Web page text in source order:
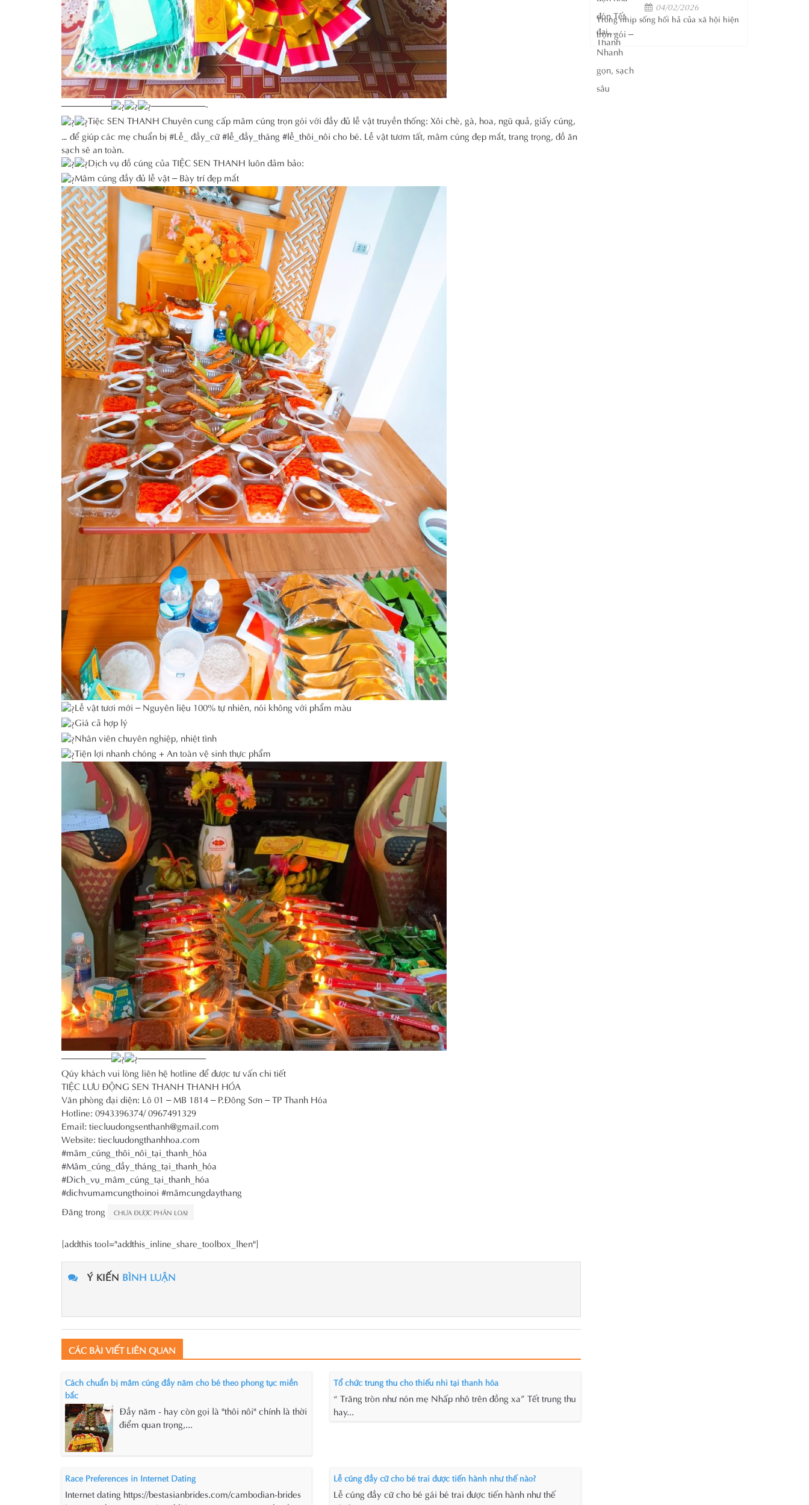
—————–
——————-
Tiệc SEN THANH Chuyên cung cấp mâm cúng trọn gói với đầy đủ lễ vật truyền thống: Xôi chè, gà, hoa, ngũ quả, giấy cúng,
… để giúp các mẹ chuẩn bị #Lễ_ đầy_cữ#lễ_đầy_tháng #lễ_thôi_nôi cho bé. Lễ vật tươm tất, mâm cúng đẹp mắt, trang trọng, đồ ăn
sạch sẽ an toàn.
Dịch vụ đồ cúng của TIỆC SEN THANH luôn đảm bảo:
Mâm cúng đầy đủ lễ vật – Bày trí đẹp mắt
Lễ vật tươi mới – Nguyên liệu 100% tự nhiên, nói không với phẩm màu
Giá cả hợp lý
Nhân viên chuyên nghiệp, nhiệt tình
Tiện lợi nhanh chóng + An toàn vệ sinh thực phẩm
—————–
———————–
Qúy khách vui lòng liên hệ hotline để được tư vấn chi tiết
TIỆC LƯU ĐỘNG SEN THANH THANH HÓA
Văn phòng đại diện: Lô 01 – MB 1814 – P.Đông Sơn – TP Thanh Hóa
Hotline: 0943396374/ 0967491329
Email: tiecluudongsenthanh@gmail.com
Website: tiecluudongthanhhoa.com
#mâm_cúng_thôi_nôi_tại_thanh_hóa
#Mâm_cúng_đầy_tháng_tại_thanh_hóa
#Dich_vụ_mâm_cúng_tại_thanh_hóa
#dichvumamcungthoinoi #mâmcungdaythang
Đăng trong
CHƯA ĐƯỢC PHÂN LOẠI
[addthis tool="addthis_inline_share_toolbox_lhen"]
Ý KIẾN BÌNH LUẬN
CÁC BÀI VIẾT LIÊN QUAN
Cách chuẩn bị mâm cúng đầy năm cho bé theo phong tục miền
bắc
Đầy năm - hay còn gọi là "thôi nôi" chính là thời
điểm quan trọng,...
Tổ chức trung thu cho thiếu nhi tại thanh hóa
“ Trăng tròn như nón mẹ Nhấp nhô trên đồng xa” Tết trung thu
hay...
Race Preferences in Internet Dating
Internet dating https://bestasianbrides.com/cambodian-brides
Lễ cúng đầy cữ cho bé trai được tiến hành như thế nào?
Lễ cúng đầy cữ cho bé gái bé trai được tiến hành như thế
04/02/2026
Trong nhịp sống hối hả của xã hội hiện
đại,...